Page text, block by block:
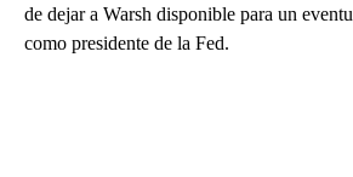
de dejar a Warsh disponible para un
como presidente de la Fed.